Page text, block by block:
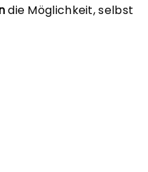
die Möglichkeit, selbst